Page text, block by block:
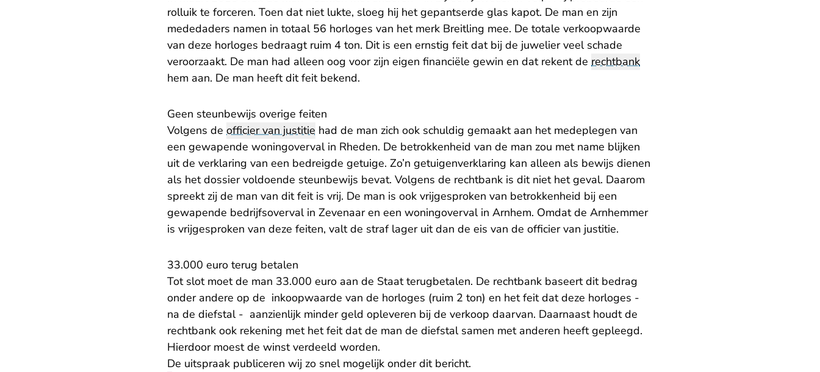
rolluik te forceren. Toen dat niet lukte, sloeg hij het gepantserde glas kapot. De man en zijn
mededaders namen in totaal 56 horloges van het merk Breitling mee. De totale verkoopwaarde
van deze horloges bedraagt ruim 4 ton. Dit is een ernstig feit dat bij de juwelier veel schade
veroorzaakt. De man had alleen oog voor zijn eigen financiële gewin en dat rekent de rechtbank
hem aan. De man heeft dit feit bekend.
Geen steunbewijs overige feiten
Volgens de officier van justitie had de man zich ook schuldig gemaakt aan het medeplegen van
een gewapende woningoverval in Rheden. De betrokkenheid van de man zou met name blijken
uit de verklaring van een bedreigde getuige. Zo’n getuigenverklaring kan alleen als bewijs dienen
als het dossier voldoende steunbewijs bevat. Volgens de rechtbank is dit niet het geval. Daarom
spreekt zij de man van dit feit is vrij. De man is ook vrijgesproken van betrokkenheid bij een
gewapende bedrijfsoverval in Zevenaar en een woningoverval in Arnhem. Omdat de Arnhemmer
is vrijgesproken van deze feiten, valt de straf lager uit dan de eis van de officier van justitie.
33.000 euro terug betalen
Tot slot moet de man 33.000 euro aan de Staat terugbetalen. De rechtbank baseert dit bedrag
onder andere op de inkoopwaarde van de horloges (ruim 2 ton) en het feit dat deze horloges -
na de diefstal - aanzienlijk minder geld opleveren bij de verkoop daarvan. Daarnaast houdt de
rechtbank ook rekening met het feit dat de man de diefstal samen met anderen heeft gepleegd.
Hierdoor moest de winst verdeeld worden.
De uitspraak publiceren wij zo snel mogelijk onder dit bericht.